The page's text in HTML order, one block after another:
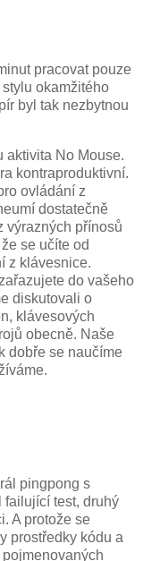
pracovat pouze
okamžitého
byl tak nezbytnou
aktivita No Mouse.
kontraproduktivní.
ovládání z
dostatečně
výrazných přínosů
se učíte od
z klávesnice.
do vašeho
diskutovali o
klávesových
obecně. Naše
dobře se naučíme
pingpong s
failující test, druhý
A protože se
prostředky kódu a